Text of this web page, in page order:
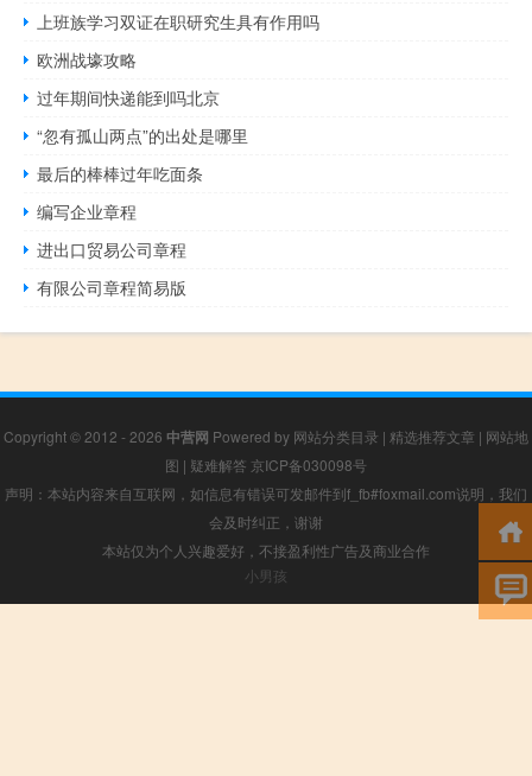
上班族学习双证在职研究生具有作用吗
欧洲战壕攻略
过年期间快递能到吗北京
“忽有孤山两点”的出处是哪里
最后的棒棒过年吃面条
编写企业章程
进出口贸易公司章程
有限公司章程简易版
Copyright © 2012 - 2026 中营网 Powered by 网站分类目录 | 精选推荐文章 | 网站地
图 | 疑难解答 京ICP备030098号
声明：本站内容来自互联网，如信息有错误可发邮件到f_fb#foxmail.com说明，我们
会及时纠正，谢谢
本站仅为个人兴趣爱好，不接盈利性广告及商业合作
小男孩